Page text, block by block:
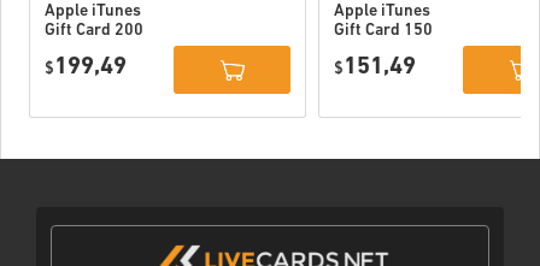
Apple iTunes
Gift Card 200
$ 199,49
Apple iTunes
Gift Card 150
$ 151,49